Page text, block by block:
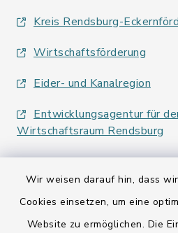
Wir weisen darauf hin, dass
Cookies einsetzen, um eine
Website zu ermöglichen. Die
Kreis Rendsburg-
Wirtschaftsförderung
Eider- und Kanalregion
Entwicklungsagentur für
Wirtschaftsraum Rendsburg